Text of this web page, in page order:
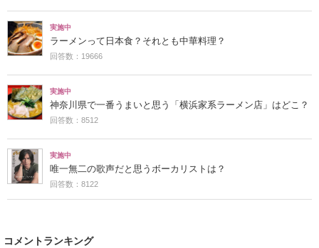
実施中
ラーメンって日本食？それとも中華料理？
回答数：19666
実施中
神奈川県で一番うまいと思う「横浜家系ラーメン店」はどこ？
回答数：8512
実施中
唯一無二の歌声だと思うボーカリストは？
回答数：8122
コメントランキング